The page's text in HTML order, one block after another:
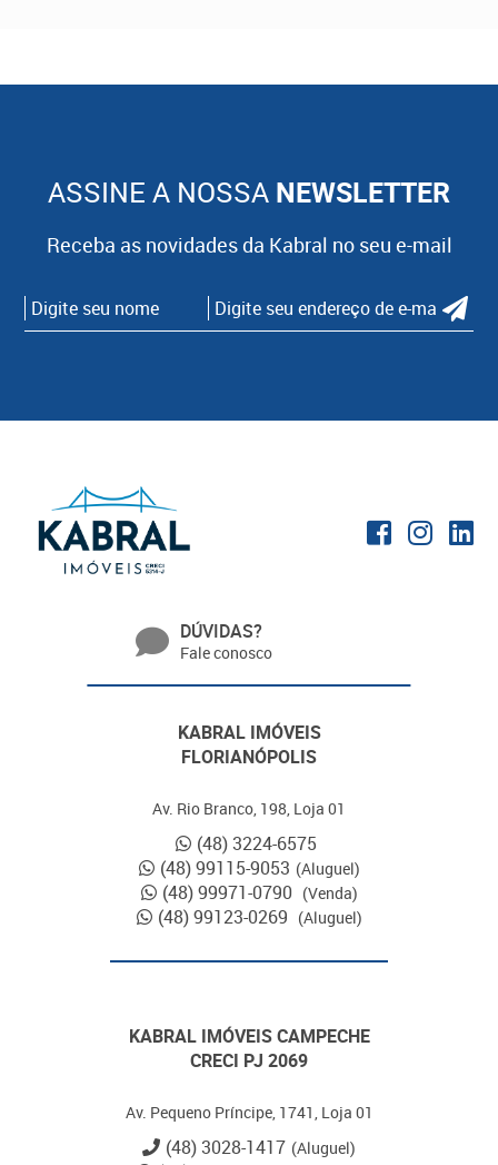
ASSINE A NOSSA NEWSLETTER
Receba as novidades da Kabral no seu e-mail
DÚVIDAS?
Fale conosco
KABRAL IMÓVEIS
FLORIANÓPOLIS
Av. Rio Branco, 198, Loja 01
(48) 3224-6575
(48) 99115-9053 (Aluguel)
(48) 99971-0790 (Venda)
(48) 99123-0269 (Aluguel)
KABRAL IMÓVEIS CAMPECHE
CRECI PJ 2069
Av. Pequeno Príncipe, 1741, Loja 01
(48) 3028-1417 (Aluguel)